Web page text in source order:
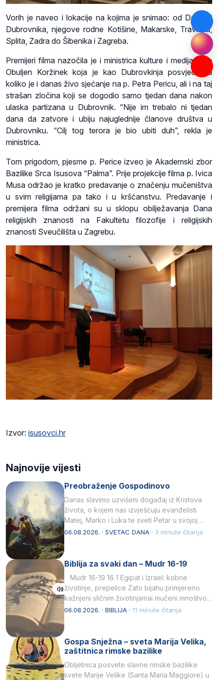
Vorih je naveo i lokacije na kojima je snimao: od Dakse i
Dubrovnika, njegove rodne Kotišine, Makarske, Travnika,
Splita, Zadra do Šibenika i Zagreba.
Premijeri filma nazočila je i ministrica kulture i medija Nina
Obuljen Koržinek koja je kao Dubrovkinja posvjedočila
koliko je i danas živo sjećanje na p. Petra Pericu, ali i na taj
strašan zločina koji se dogodio samo tjedan dana nakon
ulaska partizana u Dubrovnik. “Nije im trebalo ni tjedan
dana da zatvore i ubiju najuglednije članove društva u
Dubrovniku. “Cilj tog terora je bio ubiti duh”, rekla je
ministrica.
Tom prigodom, pjesme p. Perice izveo je Akademski zbor
Bazilike Srca Isusova “Palma”. Prije projekcije filma p. Ivica
Musa održao je kratko predavanje o značenju mučeništva
u svim religijama pa tako i u kršćanstvu. Predavanje i
premijera filma održani su u sklopu obilježavanja Dana
religijskih znanosti na Fakultetu filozofije i religijskih
znanosti Sveučilišta u Zagrebu.
Izvor: isusovci.hr
Najnovije vijesti
Preobraženje Gospodinovo
Danas slavimo uzvišeni događaj iz Kristova
života, o kojem nas izvješćuju evanđelisti
Matej, Marko i Luka te sveti Petar u svojoj
drugoj…
06.08.2026. · SVETAC DANA · 3 minute čitanja
Biblija za svaki dan – Mudr 16-19
Mudr 16-19 16 1 Egipat i Izrael: kobne
životinje, prepelice Zato bijahu primjereno
kažnjeni sličnim životinjamai mučeni mnoštvom
kukaca.2 A narod…
06.08.2026. · BIBLIJA · 11 minute čitanja
Gospa Snježna – sveta Marija Velika,
zaštitnica rimske bazilike
Obljetnica posvete slavne rimske bazilike
svete Marije Velike (Santa Maria Maggiore) u